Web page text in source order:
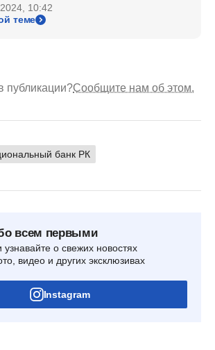
10:42
теме
публикации?Сообщите нам об этом.
банк РК
всем первыми
о свежих новостях
видео и других эксклюзивах
Instagram